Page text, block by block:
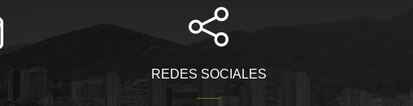
REDES SOCIALES